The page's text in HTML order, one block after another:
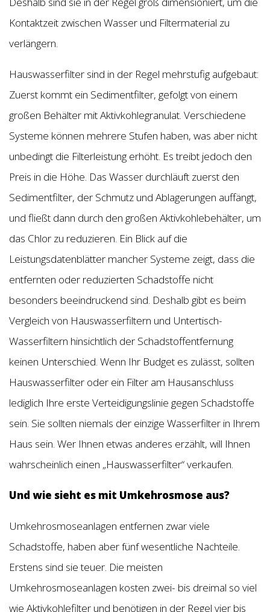
Kontaktzeit zwischen Wasser und Filtermaterial zu
verlängern.
Hauswasserfilter sind in der Regel mehrstufig aufgebaut:
Zuerst kommt ein Sedimentfilter, gefolgt von einem
großen Behälter mit Aktivkohlegranulat. Verschiedene
Systeme können mehrere Stufen haben, was aber nicht
unbedingt die Filterleistung erhöht. Es treibt jedoch den
Preis in die Höhe. Das Wasser durchläuft zuerst den
Sedimentfilter, der Schmutz und Ablagerungen auffängt,
und fließt dann durch den großen Aktivkohlebehälter, um
das Chlor zu reduzieren. Ein Blick auf die
Leistungsdatenblätter mancher Systeme zeigt, dass die
entfernten oder reduzierten Schadstoffe nicht
besonders beeindruckend sind. Deshalb gibt es beim
Vergleich von Hauswasserfiltern und Untertisch-
Wasserfiltern hinsichtlich der Schadstoffentfernung
keinen Unterschied. Wenn Ihr Budget es zulässt, sollten
Hauswasserfilter oder ein Filter am Hausanschluss
lediglich Ihre erste Verteidigungslinie gegen Schadstoffe
sein. Sie sollten niemals der einzige Wasserfilter in Ihrem
Haus sein. Wer Ihnen etwas anderes erzählt, will Ihnen
wahrscheinlich einen „Hauswasserfilter“ verkaufen.
Und wie sieht es mit Umkehrosmose aus?
Umkehrosmoseanlagen entfernen zwar viele
Schadstoffe, haben aber fünf wesentliche Nachteile.
Erstens sind sie teuer. Die meisten
Umkehrosmoseanlagen kosten zwei- bis dreimal so viel
wie Aktivkohlefilter und benötigen in der Regel vier bis